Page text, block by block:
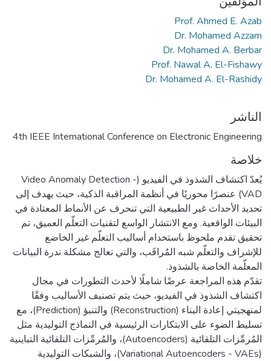
Prof. Ahmed E. Azab
Dr. Mohamed Azzam
Dr. Mohamed A. Berbar
Prof. Nawal A. El-Fishawy
Dr. Mohamed A. El-Rashidy
الناشر
4th IEEE International Conference on Electronic Engineering
خلاصة
يُعدّ اكتشاف الشذوذ في الفيديو (Video Anomaly Detection -
VAD) عنصرًا محوريًا في أنظمة المراقبة الذكية، حيث يهدف إلى
تحديد الأحداث غير الطبيعية التي تنحرف عن الأنماط المعتادة في
البيئات الواقعية. ومع الانتشار الواسع لتقنيات التعلّم العميق، تم
تحقيق تقدم ملحوظ باستخدام أساليب التعلّم غير الخاضع
للإشراف والتعلّم شبه المُراقَب، والتي تعالج مشكلة ندرة البيانات
تقدّم هذه المراجعة عرضًا شاملًا لأحدث التطورات في مجال
اكتشاف الشذوذ في الفيديو، حيث يتم تصنيف الأساليب وفقًا
لمنهجيتي إعادة البناء (Reconstruction) والتنبؤ (Prediction)، مع
تسليط الضوء على الابتكارات الرئيسية في النماذج التوليدية مثل
المُرمِّزات التلقائية (Autoencoders)، والمُرمِّزات التلقائية التباينية
(Variational Autoencoders - VAEs)، والشبكات التوليدية